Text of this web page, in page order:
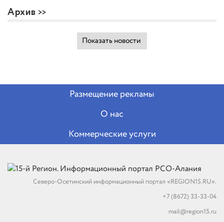
Архив
Показать новости
Размещение рекламы
О нас
Коммерческие услуги
Северо-Осетинский информационный портал «REGION15.RU».
+7 (8672) 33-33-04
mail@region15.ru